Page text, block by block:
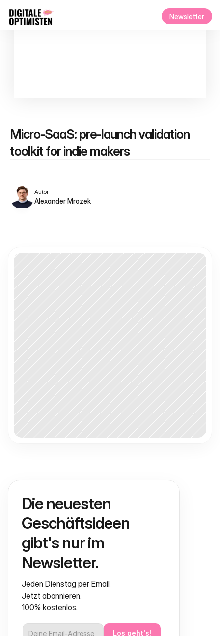
Newsletter
Micro‑SaaS: pre-launch validation
toolkit for indie makers
Autor
Alexander Mrozek
Die neuesten
Geschäftsideen
gibt's nur im
Newsletter.
Jeden Dienstag per Email.
Jetzt abonnieren.
100% kostenlos.
Los geht's!